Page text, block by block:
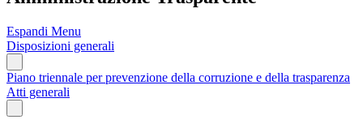
Espandi Menu
Disposizioni generali
Piano triennale per prevenzione della corruzione e della trasparenza
Atti generali